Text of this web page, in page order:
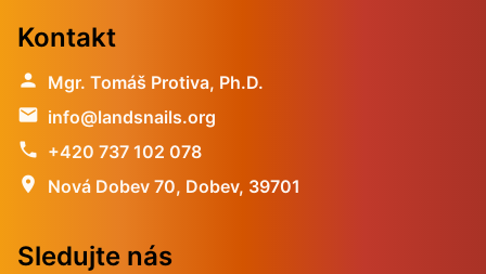
Kontakt
person Mgr. Tomáš Protiva, Ph.D.
email info@landsnails.org
phone +420 737 102 078
location_on
Nová Dobev 70, Dobev, 39701
Sledujte nás